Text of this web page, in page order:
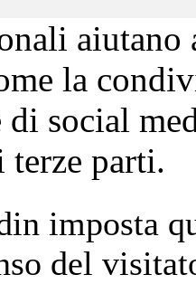
aiutano
la
social
parti.
imposta
del